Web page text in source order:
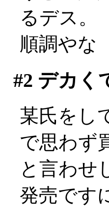
るデス。
順調やな
#2 デカく
某氏をし
で思わず
と言わせ
発売です